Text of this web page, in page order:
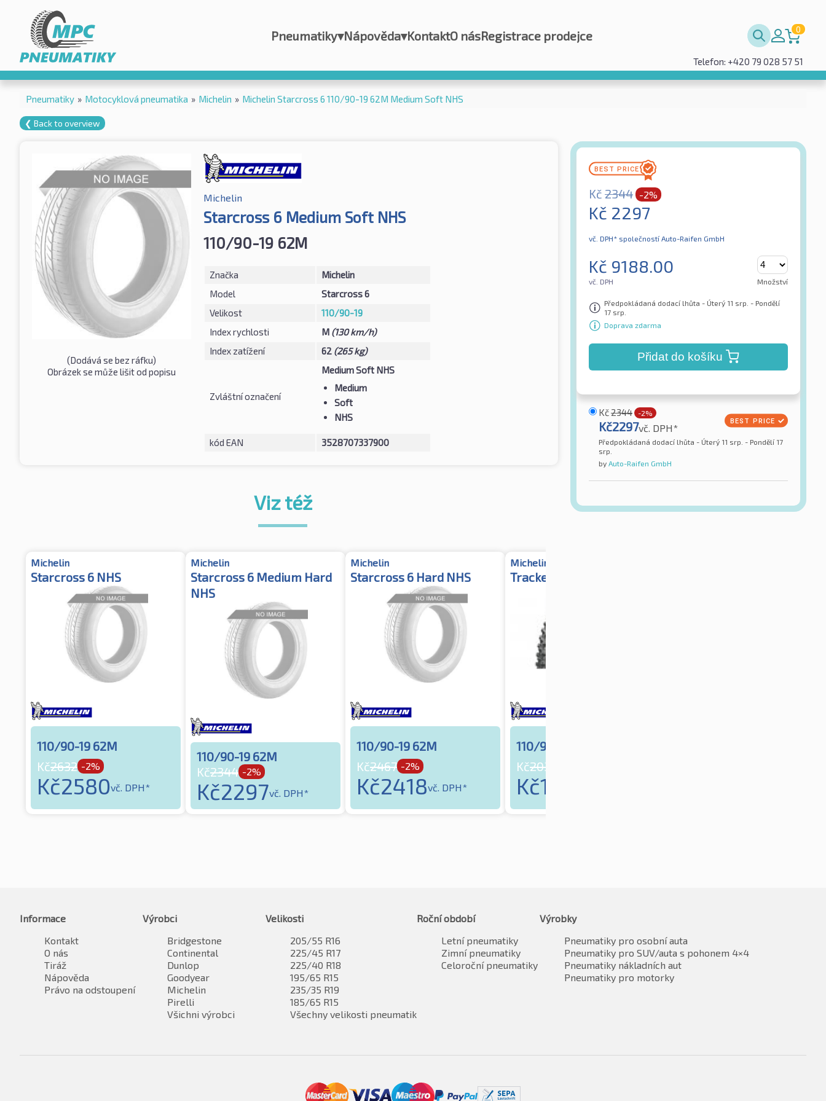
Pneumatiky▾Nápověda▾KontaktO násRegistrace prodejce 0
Telefon: +420 79 028 57 51
Pneumatiky » Motocyklová pneumatika » Michelin » Michelin Starcross 6 110/90-19 62M Medium Soft NHS
❮ Back to overview
(Dodává se bez ráfku)
Obrázek se může lišit od popisu
Michelin
Starcross 6 Medium Soft NHS
110/90-19 62M
Značka
Michelin
Model
Starcross 6
Velikost
110/90-19
Index rychlosti
M (130 km/h)
Index zatížení
62 (265 kg)
Zvláštní označení
Medium Soft NHS
Medium
Soft
NHS
kód EAN 3528707337900
Kč 2344 -2%
Kč 2297
vč. DPH* společností Auto-Raifen GmbH
Kč 9188.00
vč. DPH Množství
Předpokládaná dodací lhůta - Úterý 11 srp. - Pondělí
17 srp.
Doprava zdarma
Přidat do košíku
Kč2344 -2%
Kč2297vč. DPH*
Předpokládaná dodací lhůta - Úterý 11 srp. - Pondělí 17
srp.
by Auto-Raifen GmbH
Viz též
Michelin
Starcross 6 NHS
110/90-19 62M
Kč2632 -2%
Kč2580vč. DPH*
Michelin
Starcross 6 Medium Hard
NHS
110/90-19 62M
Kč2344 -2%
Kč2297vč. DPH*
Michelin
Starcross 6 Hard NHS
110/90-19 62M
Kč2467 -2%
Kč2418vč. DPH*
Michelin
Tracker Rear
110/90-19 62R
Kč2034
Kč1993
Informace
Kontakt
O nás
Tiráž
Nápověda
Právo na odstoupení
Výrobci
Bridgestone
Continental
Dunlop
Goodyear
Michelin
Pirelli
Všichni výrobci
Velikosti
205/55 R16
225/45 R17
225/40 R18
195/65 R15
235/35 R19
185/65 R15
Všechny velikosti pneumatik
Roční období
Letní pneumatiky
Zimní pneumatiky
Celoroční pneumatiky
Výrobky
Pneumatiky pro osobní auta
Pneumatiky pro SUV/auta s pohonem 4×4
Pneumatiky nákladních aut
Pneumatiky pro motorky